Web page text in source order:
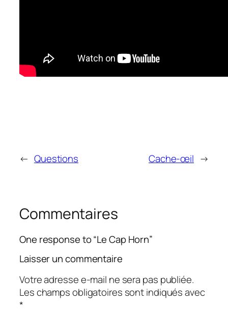
← Questions Cache-œil →
Commentaires
One response to “Le Cap Horn”
Laisser un commentaire
Votre adresse e-mail ne sera pas publiée.
Les champs obligatoires sont indiqués avec
*